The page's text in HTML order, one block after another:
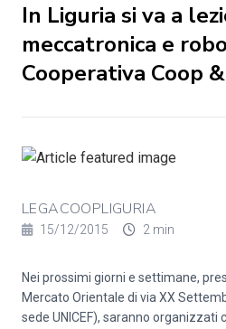
In Liguria si va a
meccatronica e
Cooperativa Coop
LEGACOOPLIGURIA
15/12/2015 2 min
Nei prossimi giorni e settimane,
Mercato Orientale di via XX
sede UNICEF), saranno organizzati